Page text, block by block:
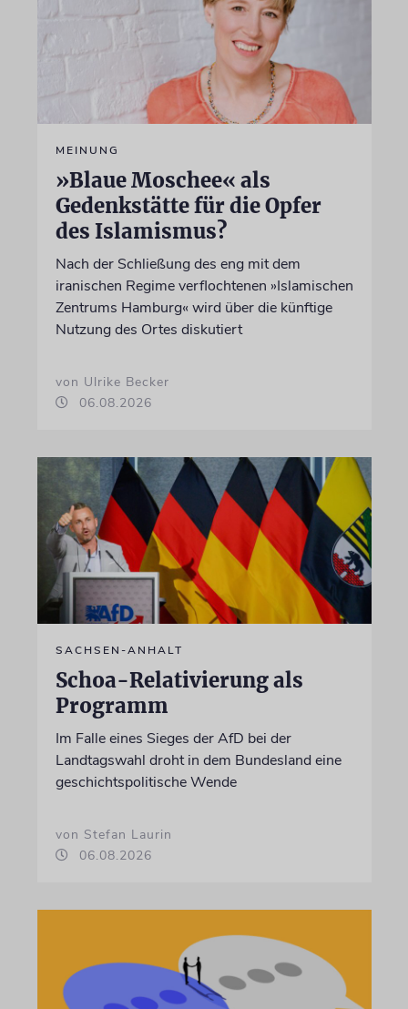
MEINUNG
»Blaue Moschee« als
Gedenkstätte für die Opfer
des Islamismus?
Nach der Schließung des eng mit dem
iranischen Regime verflochtenen »Islamischen
Zentrums Hamburg« wird über die künftige
Nutzung des Ortes diskutiert
von Ulrike Becker
06.08.2026
SACHSEN-ANHALT
Schoa-Relativierung als
Programm
Im Falle eines Sieges der AfD bei der
Landtagswahl droht in dem Bundesland eine
geschichtspolitische Wende
von Stefan Laurin
06.08.2026